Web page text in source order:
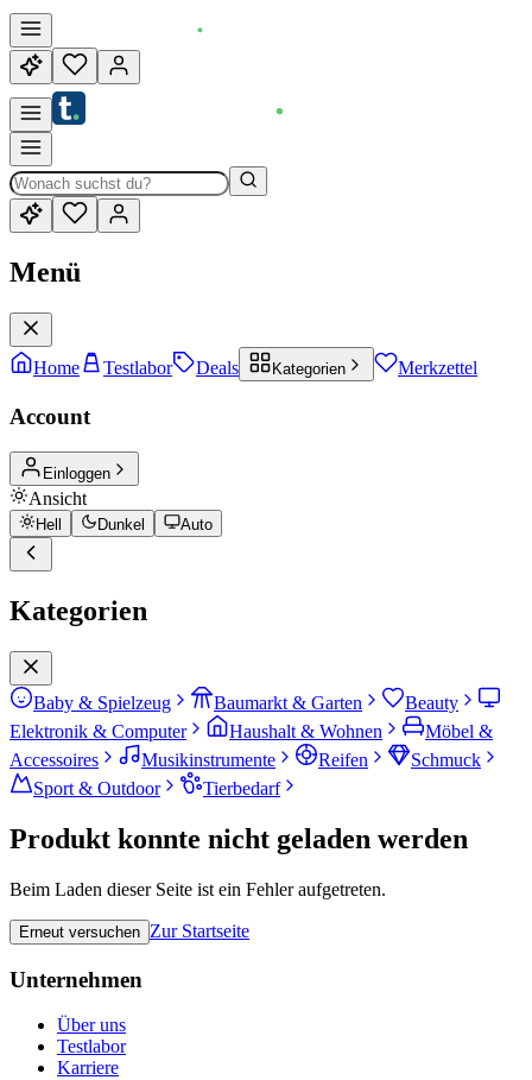
Menü
Home Testlabor Deals Kategorien Merkzettel
Account
Einloggen
Ansicht
Hell Dunkel Auto
Kategorien
Baby & Spielzeug Baumarkt & Garten
Beauty
Elektronik & Computer
Haushalt & Wohnen
Möbel &
Accessoires
Musikinstrumente Reifen
Schmuck
Sport & Outdoor
Tierbedarf
Produkt konnte nicht geladen werden
Beim Laden dieser Seite ist ein Fehler aufgetreten.
Erneut versuchen Zur Startseite
Unternehmen
Über uns
Testlabor
Karriere